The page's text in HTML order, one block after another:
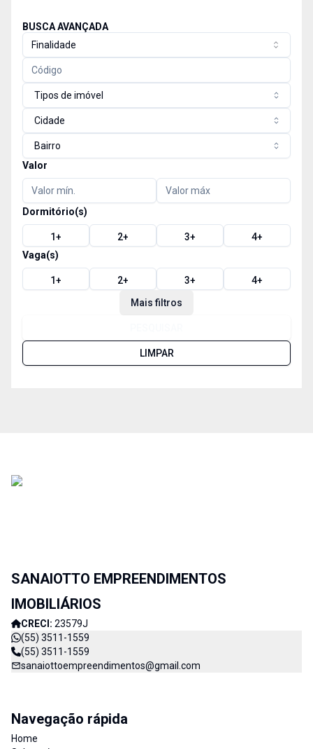
BUSCA AVANÇADA
Finalidade
Tipos de imóvel
Cidade
Bairro
Valor
Dormitório(s)
1+ 2+ 3+ 4+
Vaga(s)
1+ 2+ 3+ 4+
Mais filtros
LIMPAR
SANAIOTTO EMPREENDIMENTOS
IMOBILIÁRIOS
CRECI: 23579J
(55) 3511-1559
(55) 3511-1559
sanaiottoempreendimentos@gmail.com
Navegação rápida
Home